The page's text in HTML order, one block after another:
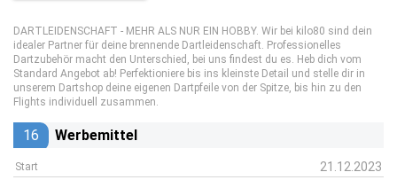
DARTLEIDENSCHAFT - MEHR ALS NUR EIN HOBBY. Wir bei kilo80 sind dein
idealer Partner für deine brennende Dartleidenschaft. Professionelles
Dartzubehör macht den Unterschied, bei uns findest du es. Heb dich vom
Standard Angebot ab! Perfektioniere bis ins kleinste Detail und stelle dir in
unserem Dartshop deine eigenen Dartpfeile von der Spitze, bis hin zu den
Flights individuell zusammen.
16 Werbemittel
Start 21.12.2023